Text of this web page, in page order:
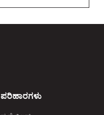
ಪರಿಹಾರಗಳು